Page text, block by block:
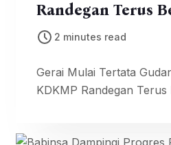
Randegan Terus
2 minutes read
Gerai Mulai Tertata
KDKMP Randegan